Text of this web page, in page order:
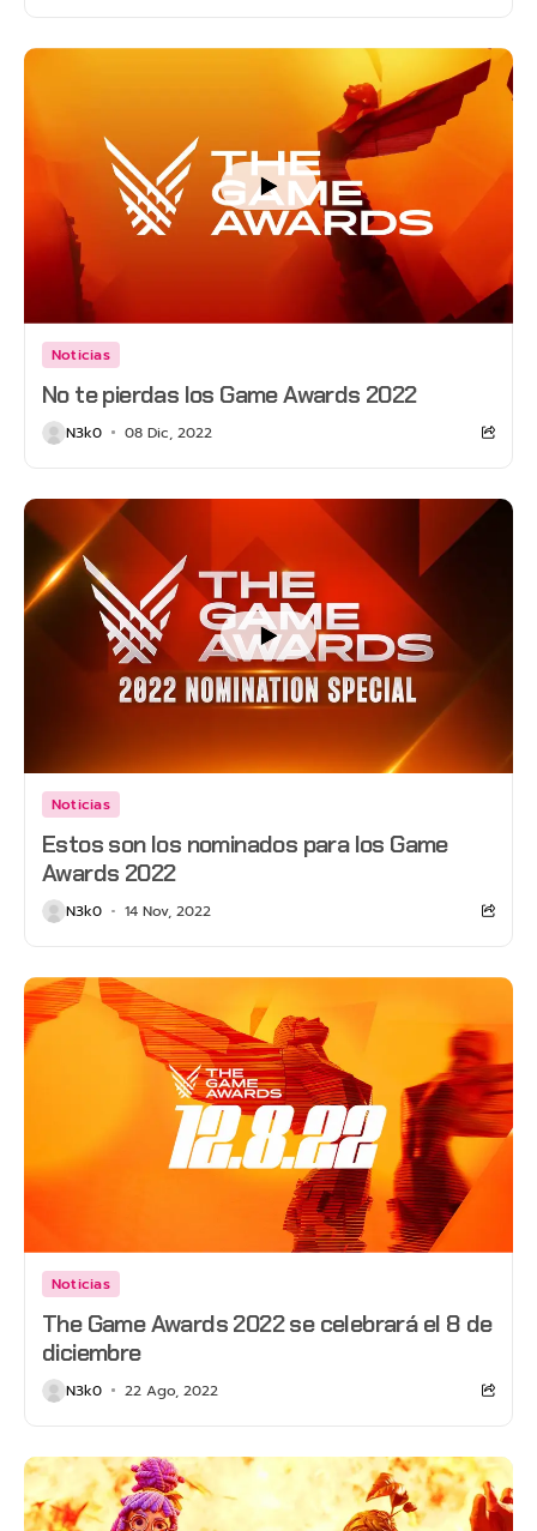
Noticias
No te pierdas los Game Awards 2022
N3k0 08 Dic, 2022
Noticias
Estos son los nominados para los Game
Awards 2022
N3k0 14 Nov, 2022
Noticias
The Game Awards 2022 se celebrará el 8 de
diciembre
N3k0 22 Ago, 2022